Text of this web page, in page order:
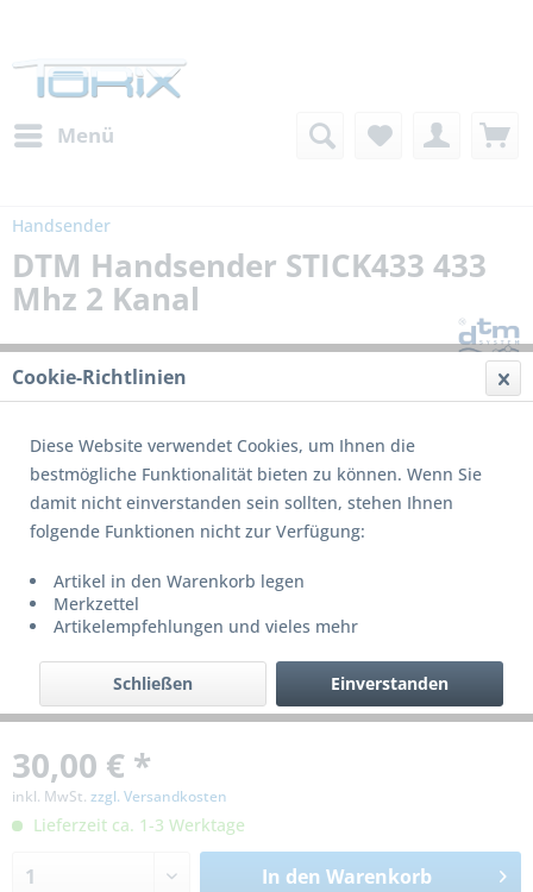
Menü
Handsender
DTM Handsender STICK433 433
Mhz 2 Kanal
30,00 € *
inkl. MwSt. zzgl. Versandkosten
Lieferzeit ca. 1-3 Werktage
In den Warenkorb
Cookie-Richtlinien
Diese Website verwendet Cookies, um Ihnen die
bestmögliche Funktionalität bieten zu können. Wenn Sie
damit nicht einverstanden sein sollten, stehen Ihnen
folgende Funktionen nicht zur Verfügung:
Artikel in den Warenkorb legen
Merkzettel
Artikelempfehlungen und vieles mehr
Einverstanden
Schließen